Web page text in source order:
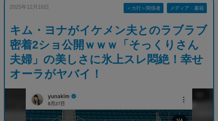
2025年12月16日 ＜カ行＞関係者 メディア・書籍
キム・ヨナがイケメン夫とのラブラブ
密着2ショ公開ｗｗｗ「そっくりさん
夫婦」の美しさに氷上スレ悶絶！幸せ
オーラがヤバイ！